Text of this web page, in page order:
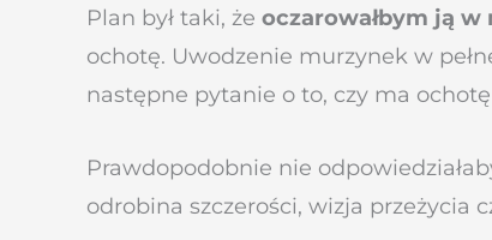
Plan był taki, że oczarowałbym ją w
ochotę. Uwodzenie murzynek w
następne pytanie o to, czy ma
Prawdopodobnie nie
odrobina szczerości, wizja przeżycia